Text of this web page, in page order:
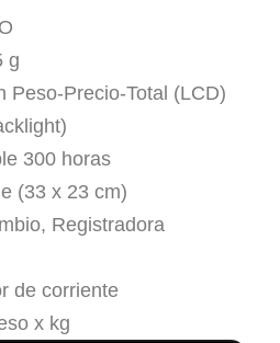
g
Peso-Precio-Total (LCD)
300 horas
(33 x 23 cm)
Registradora
de corriente
x kg